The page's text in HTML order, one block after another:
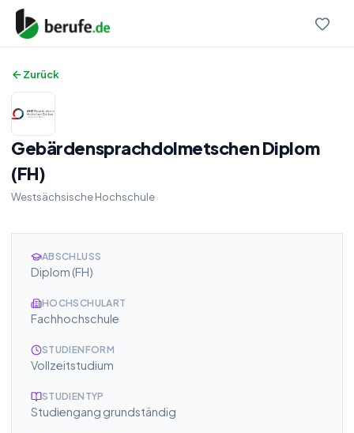
Zurück
Gebärdensprachdolmetschen Diplom
(FH)
Westsächsische Hochschule
ABSCHLUSS
Diplom (FH)
HOCHSCHULART
Fachhochschule
STUDIENFORM
Vollzeitstudium
STUDIENTYP
Studiengang grundständig